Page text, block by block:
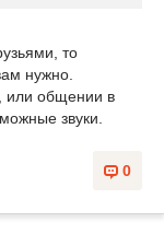
то
нужно.
или общении в
звуки.
0